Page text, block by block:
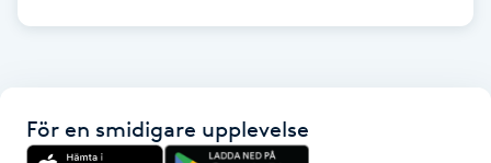
Hatha Yoga
Healing
För en smidigare upplevelse